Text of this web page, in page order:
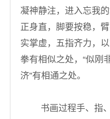
凝神静注，进入忘我
正身直，脚要按稳，
实掌虚，五指齐力，
拳有相似之处，“似刚
济”有相通之处。
书画过程手、指、